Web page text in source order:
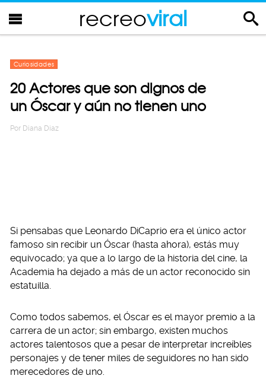
recreoviral
Curiosidades
20 Actores que son dignos de
un Óscar y aún no tienen uno
Por Diana Diaz
Si pensabas que Leonardo DiCaprio era el único actor
famoso sin recibir un Óscar (hasta ahora), estás muy
equivocado; ya que a lo largo de la historia del cine, la
Academia ha dejado a más de un actor reconocido sin
estatuilla.
Como todos sabemos, el Óscar es el mayor premio a la
carrera de un actor; sin embargo, existen muchos
actores talentosos que a pesar de interpretar increíbles
personajes y de tener miles de seguidores no han sido
merecedores de uno.